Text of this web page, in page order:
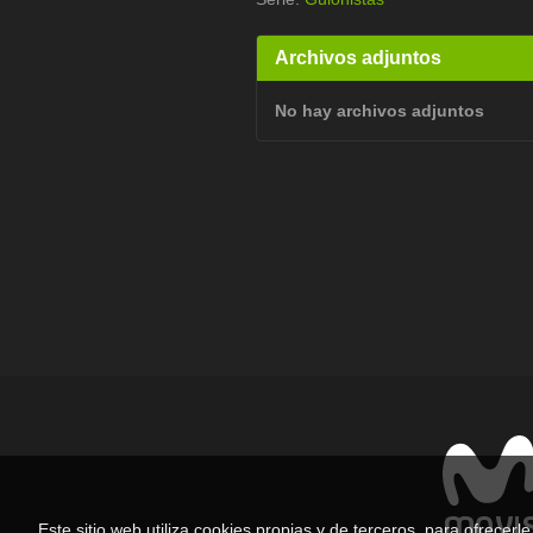
Archivos adjuntos
No hay archivos adjuntos